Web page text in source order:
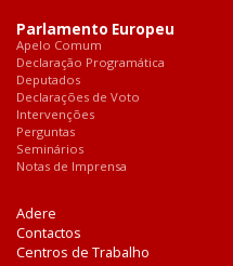
Parlamento Europeu
Apelo Comum
Declaração Programática
Deputados
Declarações de Voto
Intervenções
Perguntas
Seminários
Notas de Imprensa
Adere
Contactos
Centros de Trabalho